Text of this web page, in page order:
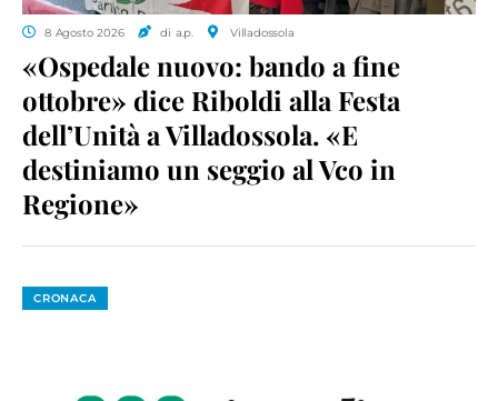
8 Agosto 2026 di a.p. Villadossola
«Ospedale nuovo: bando a fine
ottobre» dice Riboldi alla Festa
dell’Unità a Villadossola. «E
destiniamo un seggio al Vco in
Regione»
CRONACA